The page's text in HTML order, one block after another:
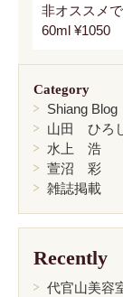
非オススメで
60ml ¥1050
Category
Shiang Blog
山田 ひろ
水上 浩
萱沼 彩
雑誌掲載
Recently
代官山美容